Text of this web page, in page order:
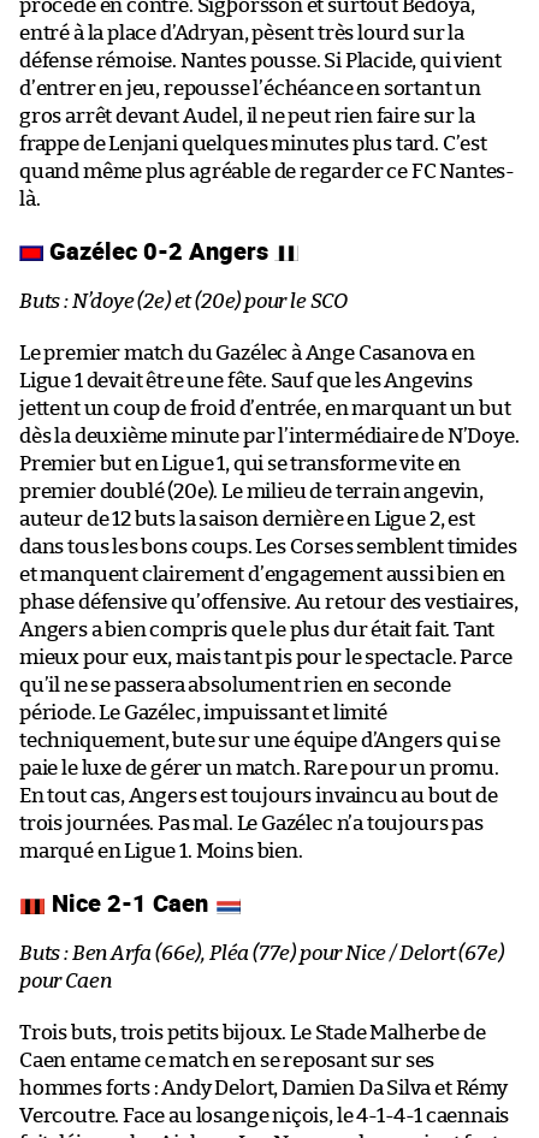
procède en contre. Sigþórsson et surtout Bedoya,
entré à la place d’Adryan, pèsent très lourd sur la
défense rémoise. Nantes pousse. Si Placide, qui vient
d’entrer en jeu, repousse l’échéance en sortant un
gros arrêt devant Audel, il ne peut rien faire sur la
frappe de Lenjani quelques minutes plus tard. C’est
quand même plus agréable de regarder ce FC Nantes-
là.
Gazélec 0-2 Angers
Buts : N’doye (2e) et (20e) pour le SCO
Le premier match du Gazélec à Ange Casanova en
Ligue 1 devait être une fête. Sauf que les Angevins
jettent un coup de froid d’entrée, en marquant un but
dès la deuxième minute par l’intermédiaire de N’Doye.
Premier but en Ligue 1, qui se transforme vite en
premier doublé (20e). Le milieu de terrain angevin,
auteur de 12 buts la saison dernière en Ligue 2, est
dans tous les bons coups. Les Corses semblent timides
et manquent clairement d’engagement aussi bien en
phase défensive qu’offensive. Au retour des vestiaires,
Angers a bien compris que le plus dur était fait. Tant
mieux pour eux, mais tant pis pour le spectacle. Parce
qu’il ne se passera absolument rien en seconde
période. Le Gazélec, impuissant et limité
techniquement, bute sur une équipe d’Angers qui se
paie le luxe de gérer un match. Rare pour un promu.
En tout cas, Angers est toujours invaincu au bout de
trois journées. Pas mal. Le Gazélec n’a toujours pas
marqué en Ligue 1. Moins bien.
Nice 2-1 Caen
Buts : Ben Arfa (66e), Pléa (77e) pour Nice / Delort (67e)
pour Caen
Trois buts, trois petits bijoux. Le Stade Malherbe de
Caen entame ce match en se reposant sur ses
hommes forts : Andy Delort, Damien Da Silva et Rémy
Vercoutre. Face au losange niçois, le 4-1-4-1 caennais